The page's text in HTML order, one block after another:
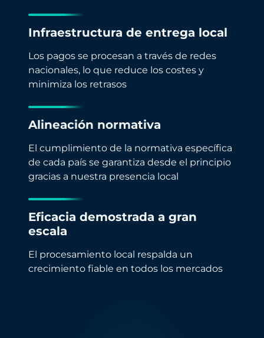
Infraestructura de entrega local
Los pagos se procesan a través de redes
nacionales, lo que reduce los costes y
minimiza los retrasos
Alineación normativa
El cumplimiento de la normativa específica
de cada país se garantiza desde el principio
gracias a nuestra presencia local
Eficacia demostrada a gran
escala
El procesamiento local respalda un
crecimiento fiable en todos los mercados